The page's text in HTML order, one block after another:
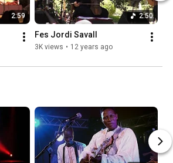
2:59 2:50
Fes Jordi Savall
3K views • 12 years ago